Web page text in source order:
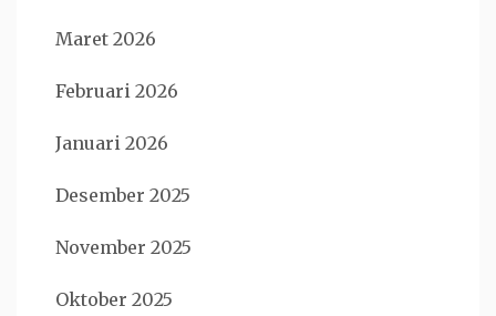
Maret 2026
Februari 2026
Januari 2026
Desember 2025
November 2025
Oktober 2025